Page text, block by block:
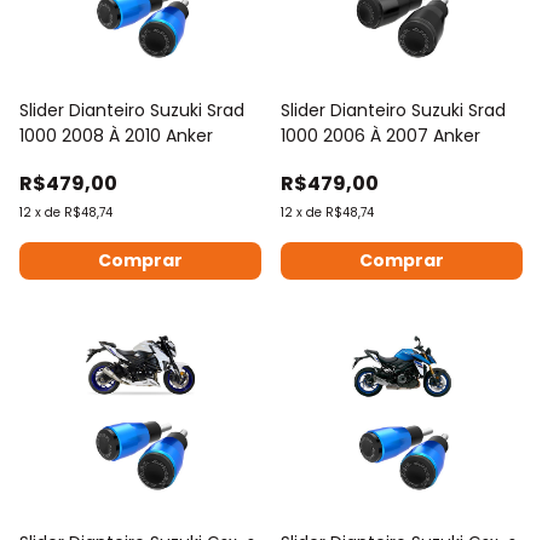
Slider Dianteiro Suzuki Srad
1000 2008 À 2010 Anker
R$479,00
12 x de R$48,74
Comprar
Slider Dianteiro Suzuki Srad
1000 2006 À 2007 Anker
R$479,00
12 x de R$48,74
Comprar